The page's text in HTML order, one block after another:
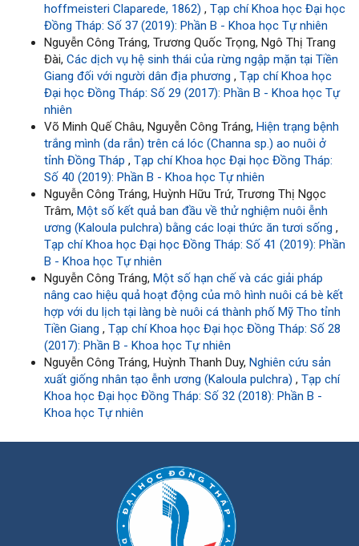
hoffmeisteri Claparede, 1862) , Tạp chí Khoa học Đại học
Đồng Tháp: Số 37 (2019): Phần B - Khoa học Tự nhiên
Nguyễn Công Tráng, Trương Quốc Trọng, Ngô Thị Trang
Đài, Các dịch vụ hệ sinh thái của rừng ngập mặn tại Tiền
Giang đối với người dân địa phương , Tạp chí Khoa học
Đại học Đồng Tháp: Số 29 (2017): Phần B - Khoa học Tự
nhiên
Võ Minh Quế Châu, Nguyễn Công Tráng, Hiện trạng bệnh
trắng mình (da rắn) trên cá lóc (Channa sp.) ao nuôi ở
tỉnh Đồng Tháp , Tạp chí Khoa học Đại học Đồng Tháp:
Số 40 (2019): Phần B - Khoa học Tự nhiên
Nguyễn Công Tráng, Huỳnh Hữu Trứ, Trương Thị Ngọc
Trâm, Một số kết quả ban đầu về thử nghiệm nuôi ễnh
ương (Kaloula pulchra) bằng các loại thức ăn tươi sống ,
Tạp chí Khoa học Đại học Đồng Tháp: Số 41 (2019): Phần
B - Khoa học Tự nhiên
Nguyễn Công Tráng, Một số hạn chế và các giải pháp
nâng cao hiệu quả hoạt động của mô hình nuôi cá bè kết
hợp với du lịch tại làng bè nuôi cá thành phố Mỹ Tho tỉnh
Tiền Giang , Tạp chí Khoa học Đại học Đồng Tháp: Số 28
(2017): Phần B - Khoa học Tự nhiên
Nguyễn Công Tráng, Huỳnh Thanh Duy, Nghiên cứu sản
xuất giống nhân tạo ễnh ương (Kaloula pulchra) , Tạp chí
Khoa học Đại học Đồng Tháp: Số 32 (2018): Phần B -
Khoa học Tự nhiên